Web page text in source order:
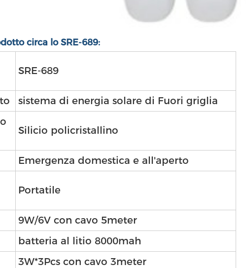
circa lo SRE-689:
SRE-689
sistema di energia solare di Fuori griglia
Silicio policristallino
Emergenza domestica e all'aperto
Portatile
9W/6V con cavo 5meter
batteria al litio 8000mah
3W*3Pcs con cavo 3meter